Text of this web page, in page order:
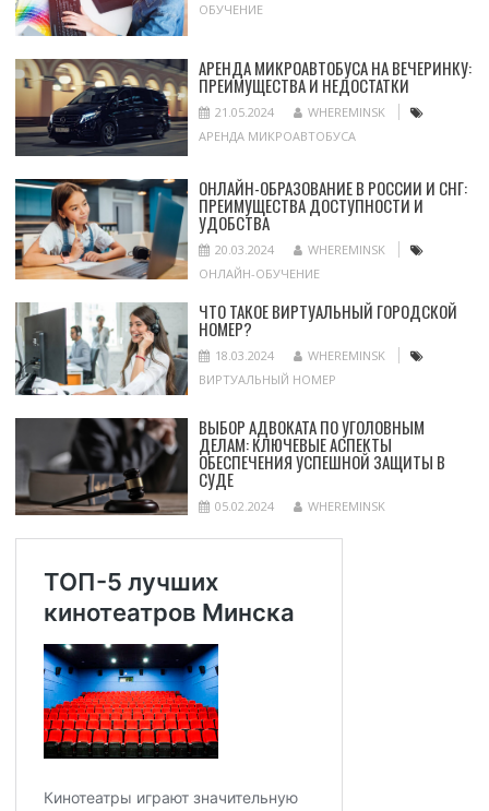
ОБУЧЕНИЕ
АРЕНДА МИКРОАВТОБУСА НА ВЕЧЕРИНКУ:
ПРЕИМУЩЕСТВА И НЕДОСТАТКИ
21.05.2024
WHEREMINSK
АРЕНДА МИКРОАВТОБУСА
ОНЛАЙН-ОБРАЗОВАНИЕ В РОССИИ И СНГ:
ПРЕИМУЩЕСТВА ДОСТУПНОСТИ И
УДОБСТВА
20.03.2024
WHEREMINSK
ОНЛАЙН-ОБУЧЕНИЕ
ЧТО ТАКОЕ ВИРТУАЛЬНЫЙ ГОРОДСКОЙ
НОМЕР?
18.03.2024
WHEREMINSK
ВИРТУАЛЬНЫЙ НОМЕР
ВЫБОР АДВОКАТА ПО УГОЛОВНЫМ
ДЕЛАМ: КЛЮЧЕВЫЕ АСПЕКТЫ
ОБЕСПЕЧЕНИЯ УСПЕШНОЙ ЗАЩИТЫ В
СУДЕ
05.02.2024 WHEREMINSK